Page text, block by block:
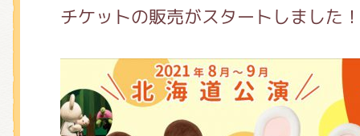
チケットの販売がスタートしました！
グッズインフォメーション